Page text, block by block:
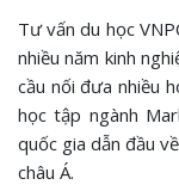
Tư vấn du học
nhiều năm kinh
cầu nối đưa nhiều
học tập ngành
quốc gia dẫn đầu
châu Á.